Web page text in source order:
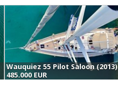
Wauquiez 55 Pilot Saloon (2013)
485.000 EUR